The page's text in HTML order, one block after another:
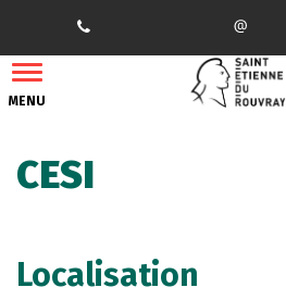
MENU
CESI
Localisation